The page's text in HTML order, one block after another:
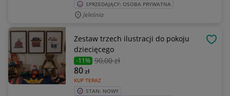
SPRZEDAJĄCY: OSOBA PRYWATNA
Jeleśnia
Zestaw trzech ilustracji do pokoju
dziecięcego
-11% 90,00 zł
KUP TERAZ
80zł
STAN: NOWY